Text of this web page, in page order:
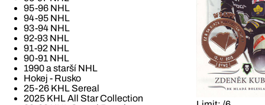
95-96 NHL
94-95 NHL
93-94 NHL
92-93 NHL
91-92 NHL
90-91 NHL
1990 a starší NHL
Hokej - Rusko
25-26 KHL Sereal
2025 KHL All Star Collection